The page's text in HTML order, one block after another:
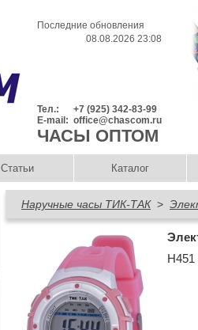
Последние обновления
08.08.2026 23:08
Тел.:
+7 (925) 342-83-99
E-mail: office@chascom.ru
ЧАСЫ ОПТОМ
Статьи Каталог
Наручные часы ТИК-ТАК>
Н451